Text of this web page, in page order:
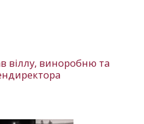
віллу, виноробню та